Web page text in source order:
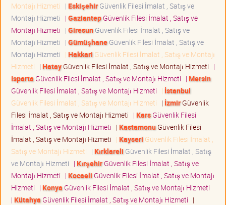
Montajı Hizmeti | EskişehirGüvenlik Filesi İmalat , Satış ve
Montajı Hizmeti | GaziantepGüvenlik Filesi İmalat , Satış ve
Montajı Hizmeti | GiresunGüvenlik Filesi İmalat , Satış ve
Montajı Hizmeti | GümüşhaneGüvenlik Filesi İmalat , Satış ve
Montajı Hizmeti | Hakkari Güvenlik Filesi İmalat , Satış ve Montajı
Hizmeti | HatayGüvenlik Filesi İmalat , Satış ve Montajı Hizmeti |
Isparta Güvenlik Filesi İmalat , Satış ve Montajı Hizmeti | Mersin
Güvenlik Filesi İmalat , Satış ve Montajı Hizmeti | İstanbul
Güvenlik Filesi İmalat , Satış ve Montajı Hizmeti | İzmirGüvenlik
Filesi İmalat , Satış ve Montajı Hizmeti | KarsGüvenlik Filesi
İmalat , Satış ve Montajı Hizmeti | KastamonuGüvenlik Filesi
İmalat , Satış ve Montajı Hizmeti | Kayseri Güvenlik Filesi İmalat ,
Satış ve Montajı Hizmeti | Kırklareli Güvenlik Filesi İmalat , Satış
ve Montajı Hizmeti | KırşehirGüvenlik Filesi İmalat , Satış ve
Montajı Hizmeti | Kocaeli Güvenlik Filesi İmalat , Satış ve Montajı
Hizmeti | Konya Güvenlik Filesi İmalat , Satış ve Montajı Hizmeti
| Kütahya Güvenlik Filesi İmalat , Satış ve Montajı Hizmeti |